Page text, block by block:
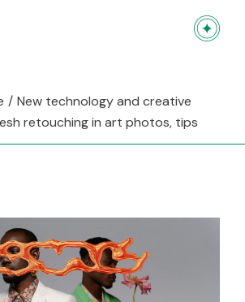
New technology and creative
retouching in art photos, tips